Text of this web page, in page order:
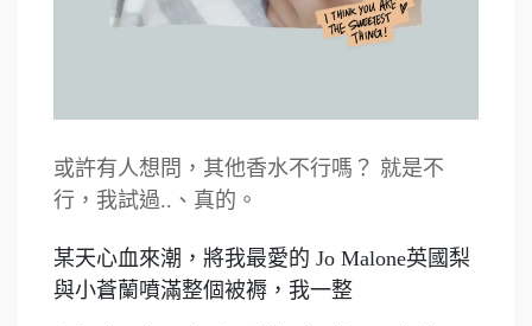
或許有人想問，其他香水不行嗎？ 就是不
行，我試過..、真的。
某天心血來潮，將我最愛的 Jo Malone英國梨
與小蒼蘭噴滿整個被褥，我一整